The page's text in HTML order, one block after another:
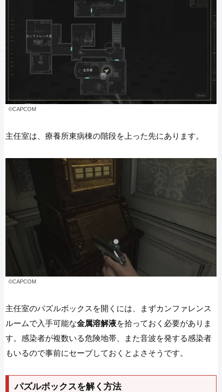
©CAPCOM
主任室は、療養所東病棟の階段を上った先にあります。
©CAPCOM
主任室のパズルボックスを開くには、まずカンファレンス
ルームで入手可能な金属溶解液を拾っておく必要がありま
す。感染者が複数いる危険地帯、また音波を発する感染者
もいるので事前にセーブしておくとよさそうです。
パズルボックスを解く方法